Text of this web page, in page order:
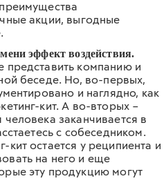
акции, выгодные
эффект воздействия.
представить компанию и
беседе. Но, во-первых,
и наглядно, как
кит. А во-вторых –
заканчивается в
с собеседником.
кит остается у реципиента и
на него и еще
эту продукцию могут